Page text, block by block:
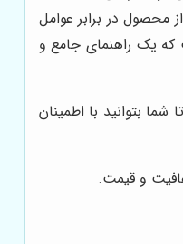
محصول در برابر عوامل
که یک راهنمای جامع و
بتوانید با اطمینان